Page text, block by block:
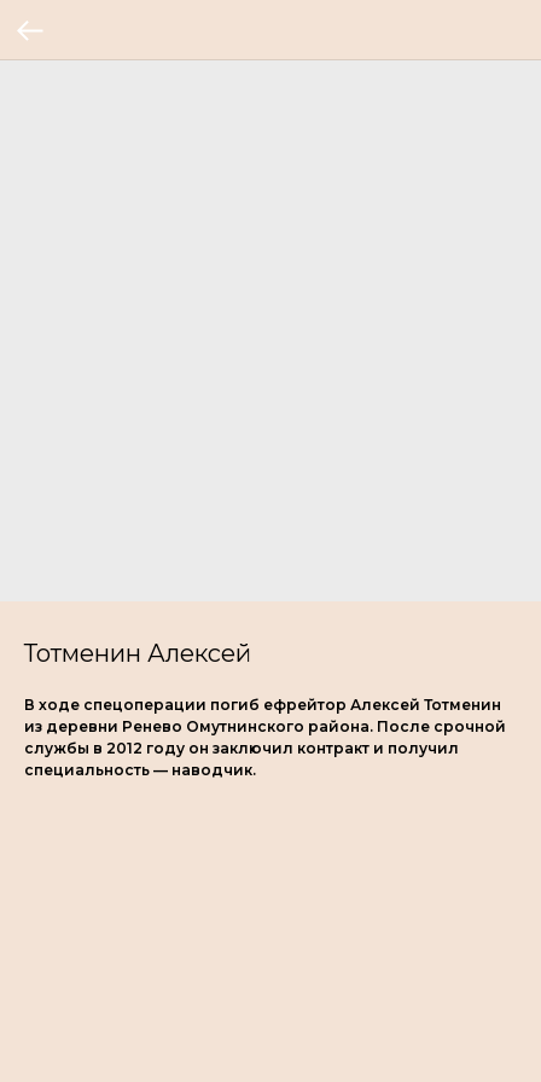
Тотменин Алексей
В ходе спецоперации погиб ефрейтор Алексей Тотменин
из деревни Ренево Омутнинского района. После срочной
службы в 2012 году он заключил контракт и получил
специальность — наводчик.